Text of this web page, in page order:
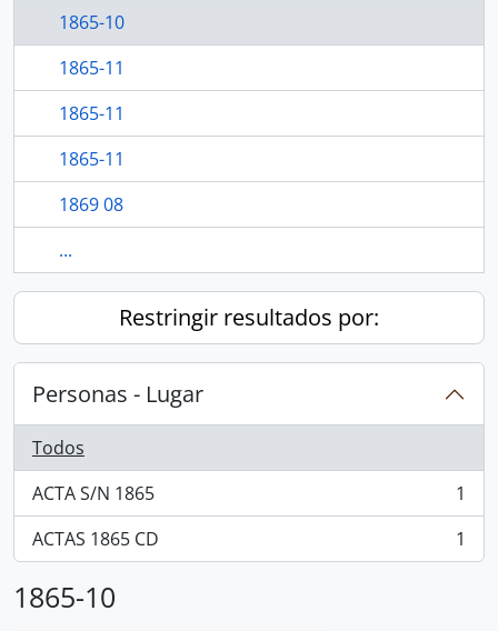
1865-10
1865-11
1865-11
1865-11
1869 08
...
Restringir resultados por:
Personas - Lugar
Todos
ACTA S/N 1865
, 1 resultados
1
ACTAS 1865 CD
, 1 resultados 1
1865-10